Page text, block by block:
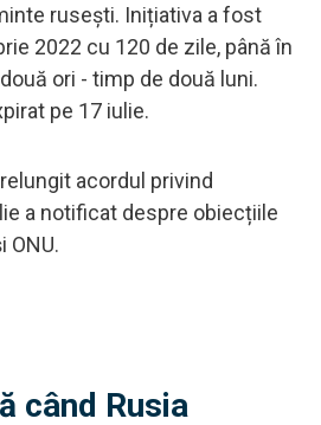
rusești. Inițiativa a fost
2022 cu 120 de zile, până în
ori - timp de două luni.
pe 17 iulie.
acordul privind
a notificat despre obiecțiile
ONU.
când Rusia